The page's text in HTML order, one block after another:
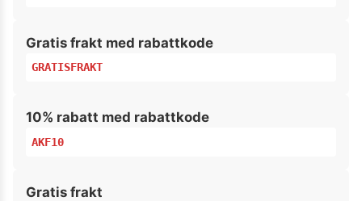
Gratis frakt med rabattkode
GRATISFRAKT
10% rabatt med rabattkode
AKF10
Gratis frakt